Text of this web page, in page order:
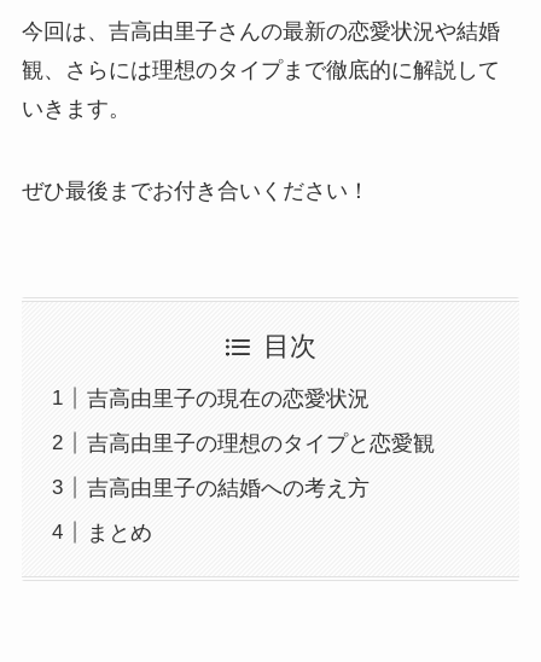
今回は、吉高由里子さんの最新の恋愛状況や結婚
観、さらには理想のタイプまで徹底的に解説して
いきます。
ぜひ最後までお付き合いください！
目次
吉高由里子の現在の恋愛状況
吉高由里子の理想のタイプと恋愛観
吉高由里子の結婚への考え方
まとめ